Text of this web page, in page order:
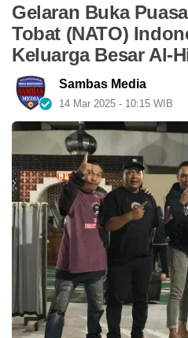
Gelaran Buka
Tobat (NATO)
Keluarga Besar Al-
Sambas Media
14 Mar 2025 - 10:15 WIB